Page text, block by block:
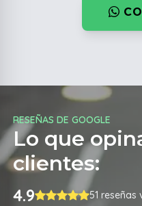
RESEÑAS DE GOOGLE
Lo que
clientes:
4.9
51 reseñas